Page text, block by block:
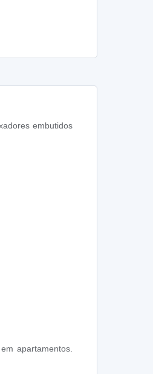
embutidos
apartamentos.